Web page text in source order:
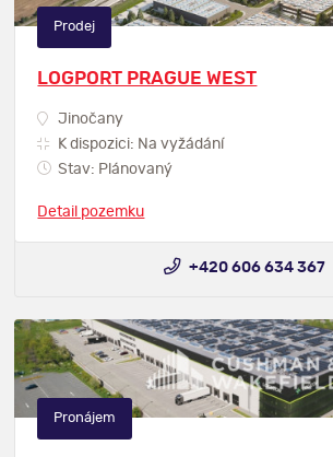
LOGPORT PRAGUE WEST
Jinočany
K dispozici: Na vyžádání
Stav: Plánovaný
Detail pozemku
Prodej
+420 606 634 367
Pronájem